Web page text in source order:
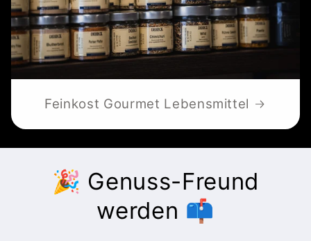
Feinkost Gourmet Lebensmittel
🎉 Genuss-Freund
werden 📫